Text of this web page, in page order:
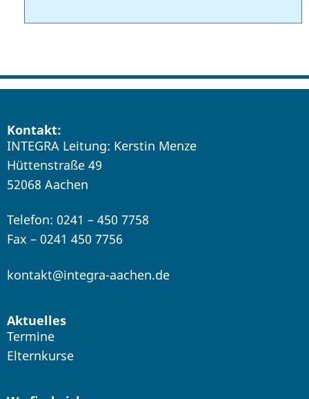
Kontakt:
INTEGRA Leitung: Kerstin Menze
Hüttenstraße 49
52068 Aachen
Telefon: 0241 – 450 7758
Fax – 0241 450 7756
kontakt@integra-aachen.de
Aktuelles
Termine
Elternkurse